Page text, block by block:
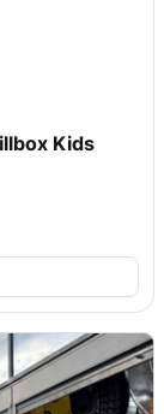
Kids